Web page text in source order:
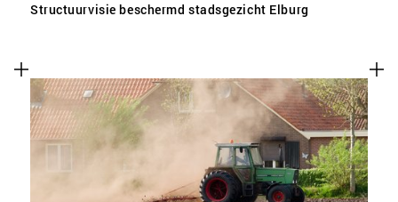
Structuurvisie beschermd stadsgezicht Elburg